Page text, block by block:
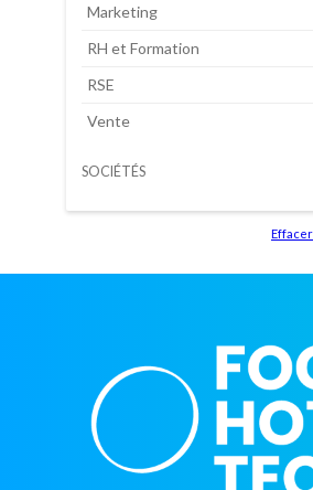
Marketing
RH et Formation
RSE
Vente
SOCIÉTÉS